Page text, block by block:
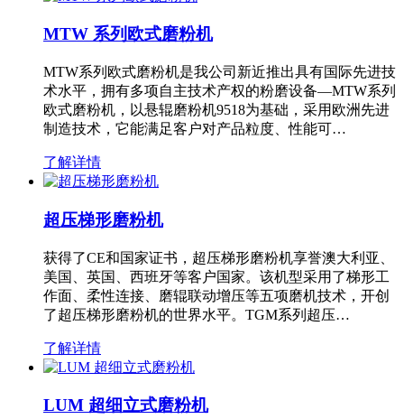
MTW 系列欧式磨粉机
MTW系列欧式磨粉机是我公司新近推出具有国际先进技
术水平，拥有多项自主技术产权的粉磨设备—MTW系列
欧式磨粉机，以悬辊磨粉机9518为基础，采用欧洲先进
制造技术，它能满足客户对产品粒度、性能可…
了解详情
超压梯形磨粉机
获得了CE和国家证书，超压梯形磨粉机享誉澳大利亚、
美国、英国、西班牙等客户国家。该机型采用了梯形工
作面、柔性连接、磨辊联动增压等五项磨机技术，开创
了超压梯形磨粉机的世界水平。TGM系列超压…
了解详情
LUM 超细立式磨粉机